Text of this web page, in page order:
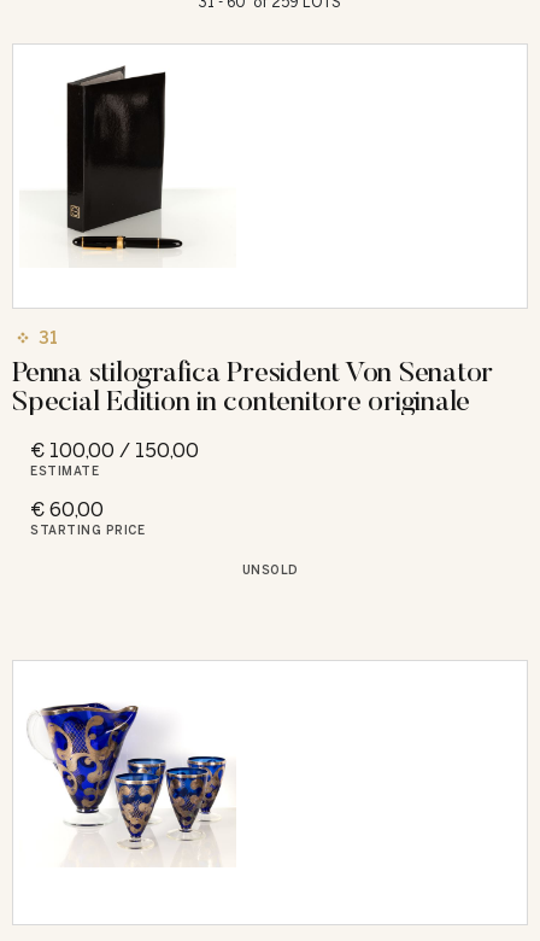
31
Penna stilografica President Von Senator
Special Edition in contenitore originale
€ 100,00 / 150,00
ESTIMATE
€ 60,00
STARTING PRICE
UNSOLD